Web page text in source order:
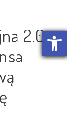
Otwórz
2.0